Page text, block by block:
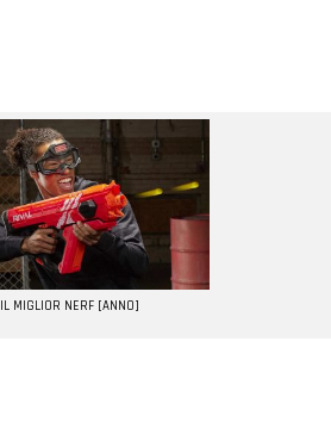
IL MIGLIOR NERF [ANNO]